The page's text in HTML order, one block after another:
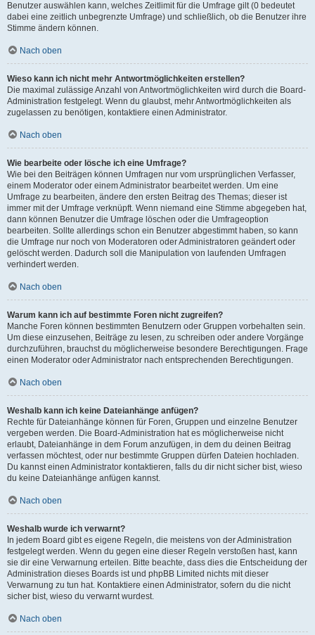
Benutzer auswählen kann, welches Zeitlimit für die Umfrage gilt (0 bedeutet
dabei eine zeitlich unbegrenzte Umfrage) und schließlich, ob die Benutzer ihre
Stimme ändern können.
Nach oben
Wieso kann ich nicht mehr Antwortmöglichkeiten erstellen?
Die maximal zulässige Anzahl von Antwortmöglichkeiten wird durch die Board-
Administration festgelegt. Wenn du glaubst, mehr Antwortmöglichkeiten als
zugelassen zu benötigen, kontaktiere einen Administrator.
Nach oben
Wie bearbeite oder lösche ich eine Umfrage?
Wie bei den Beiträgen können Umfragen nur vom ursprünglichen Verfasser,
einem Moderator oder einem Administrator bearbeitet werden. Um eine
Umfrage zu bearbeiten, ändere den ersten Beitrag des Themas; dieser ist
immer mit der Umfrage verknüpft. Wenn niemand eine Stimme abgegeben hat,
dann können Benutzer die Umfrage löschen oder die Umfrageoption
bearbeiten. Sollte allerdings schon ein Benutzer abgestimmt haben, so kann
die Umfrage nur noch von Moderatoren oder Administratoren geändert oder
gelöscht werden. Dadurch soll die Manipulation von laufenden Umfragen
verhindert werden.
Nach oben
Warum kann ich auf bestimmte Foren nicht zugreifen?
Manche Foren können bestimmten Benutzern oder Gruppen vorbehalten sein.
Um diese einzusehen, Beiträge zu lesen, zu schreiben oder andere Vorgänge
durchzuführen, brauchst du möglicherweise besondere Berechtigungen. Frage
einen Moderator oder Administrator nach entsprechenden Berechtigungen.
Nach oben
Weshalb kann ich keine Dateianhänge anfügen?
Rechte für Dateianhänge können für Foren, Gruppen und einzelne Benutzer
vergeben werden. Die Board-Administration hat es möglicherweise nicht
erlaubt, Dateianhänge in dem Forum anzufügen, in dem du deinen Beitrag
verfassen möchtest, oder nur bestimmte Gruppen dürfen Dateien hochladen.
Du kannst einen Administrator kontaktieren, falls du dir nicht sicher bist, wieso
du keine Dateianhänge anfügen kannst.
Nach oben
Weshalb wurde ich verwarnt?
In jedem Board gibt es eigene Regeln, die meistens von der Administration
festgelegt werden. Wenn du gegen eine dieser Regeln verstoßen hast, kann
sie dir eine Verwarnung erteilen. Bitte beachte, dass dies die Entscheidung der
Administration dieses Boards ist und phpBB Limited nichts mit dieser
Verwarnung zu tun hat. Kontaktiere einen Administrator, sofern du die nicht
sicher bist, wieso du verwarnt wurdest.
Nach oben